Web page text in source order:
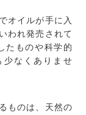
オイルが手に入
われ発売されて
たものや科学的
少なくありませ
ものは、天然の